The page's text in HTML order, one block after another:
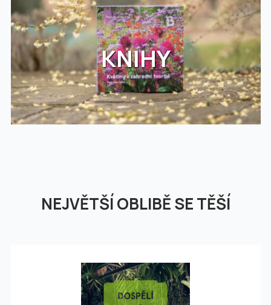
KNIHY
NEJVĚTŠÍ OBLIBĚ SE TĚŠÍ